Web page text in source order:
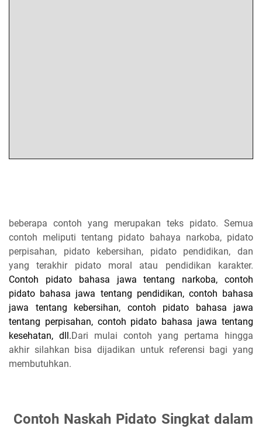
beberapa contoh yang merupakan teks pidato. Semua
contoh meliputi tentang pidato bahaya narkoba, pidato
perpisahan, pidato kebersihan, pidato pendidikan, dan
yang terakhir pidato moral atau pendidikan karakter.
Contoh pidato bahasa jawa tentang narkoba, contoh
pidato bahasa jawa tentang pendidikan, contoh bahasa
jawa tentang kebersihan, contoh pidato bahasa jawa
tentang perpisahan, contoh pidato bahasa jawa tentang
kesehatan, dll.Dari mulai contoh yang pertama hingga
akhir silahkan bisa dijadikan untuk referensi bagi yang
membutuhkan.
Contoh Naskah Pidato Singkat dalam